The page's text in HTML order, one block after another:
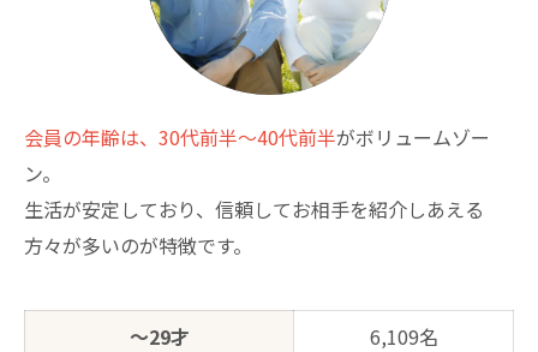
会員の年齢は、30代前半～40代前半がボリュームゾー
ン。
生活が安定しており、信頼してお相手を紹介しあえる
方々が多いのが特徴です。
～29才
6,109名